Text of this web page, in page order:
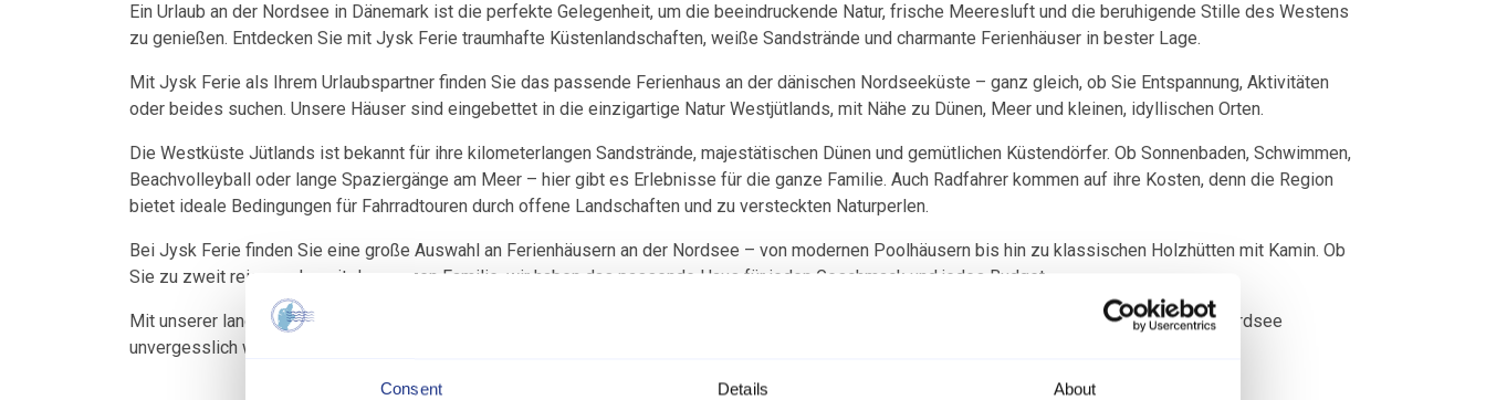
Consent Details About
Ein Urlaub an der Nordsee in Dänemark ist die perfekte Gelegenheit, um die beeindruckende Natur, frische Meeresluft und die beruhigende Stille des Westens
zu genießen. Entdecken Sie mit Jysk Ferie traumhafte Küstenlandschaften, weiße Sandstrände und charmante Ferienhäuser in bester Lage.
Mit Jysk Ferie als Ihrem Urlaubspartner finden Sie das passende Ferienhaus an der dänischen Nordseeküste – ganz gleich, ob Sie Entspannung, Aktivitäten
oder beides suchen. Unsere Häuser sind eingebettet in die einzigartige Natur Westjütlands, mit Nähe zu Dünen, Meer und kleinen, idyllischen Orten.
Die Westküste Jütlands ist bekannt für ihre kilometerlangen Sandstrände, majestätischen Dünen und gemütlichen Küstendörfer. Ob Sonnenbaden, Schwimmen,
Beachvolleyball oder lange Spaziergänge am Meer – hier gibt es Erlebnisse für die ganze Familie. Auch Radfahrer kommen auf ihre Kosten, denn die Region
bietet ideale Bedingungen für Fahrradtouren durch offene Landschaften und zu versteckten Naturperlen.
Bei Jysk Ferie finden Sie eine große Auswahl an Ferienhäusern an der Nordsee – von modernen Poolhäusern bis hin zu klassischen Holzhütten mit Kamin. Ob
Sie zu zweit reisen oder mit der ganzen Familie, wir haben das passende Haus für jeden Geschmack und jedes Budget.
Mit unserer langjährigen Erfahrung, regionalen Kompetenz und einem hohen Serviceniveau sorgen wir dafür, dass Ihr Dänemark-Urlaub an der Nordsee
unvergesslich wird.